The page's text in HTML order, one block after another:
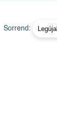
Sorrend: